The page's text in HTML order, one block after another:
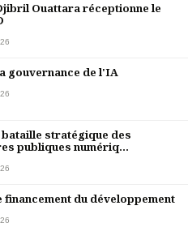
Ouattara réceptionne le
gouvernance de l'IA
bataille stratégique des
publiques numériq...
financement du développement